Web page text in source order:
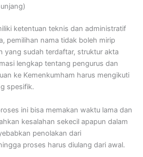
ketentuan teknis dan administratif
pemilihan nama tidak boleh mirip
yang sudah terdaftar, struktur akta
lengkap tentang pengurus dan
ke Kemenkumham harus mengikuti
spesifik.
ini bisa memakan waktu lama dan
kesalahan sekecil apapun dalam
penolakan dari
proses harus diulang dari awal.